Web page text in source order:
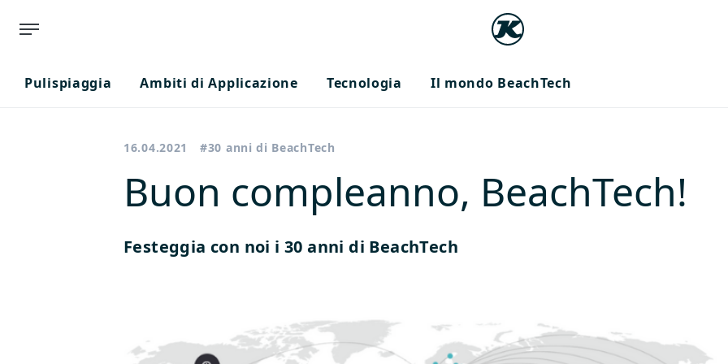
Pulispiaggia Ambiti di Applicazione Tecnologia Il mondo BeachTech
16.04.2021 #30 anni di BeachTech
Buon compleanno, BeachTech!
Festeggia con noi i 30 anni di BeachTech